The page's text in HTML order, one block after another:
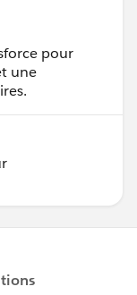
pour
une